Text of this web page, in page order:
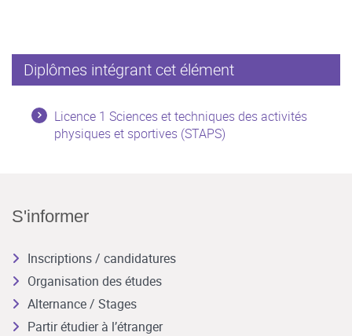
Diplômes intégrant cet élément
Licence 1 Sciences et techniques des activités
physiques et sportives (STAPS)
S'informer
Inscriptions / candidatures
Organisation des études
Alternance / Stages
Partir étudier à l’étranger